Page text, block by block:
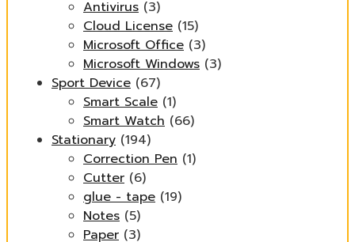
Antivirus (3)
Cloud License (15)
Microsoft Office (3)
Microsoft Windows (3)
Sport Device (67)
Smart Scale (1)
Smart Watch (66)
Stationary (194)
Correction Pen (1)
Cutter (6)
glue - tape (19)
Notes (5)
Paper (3)